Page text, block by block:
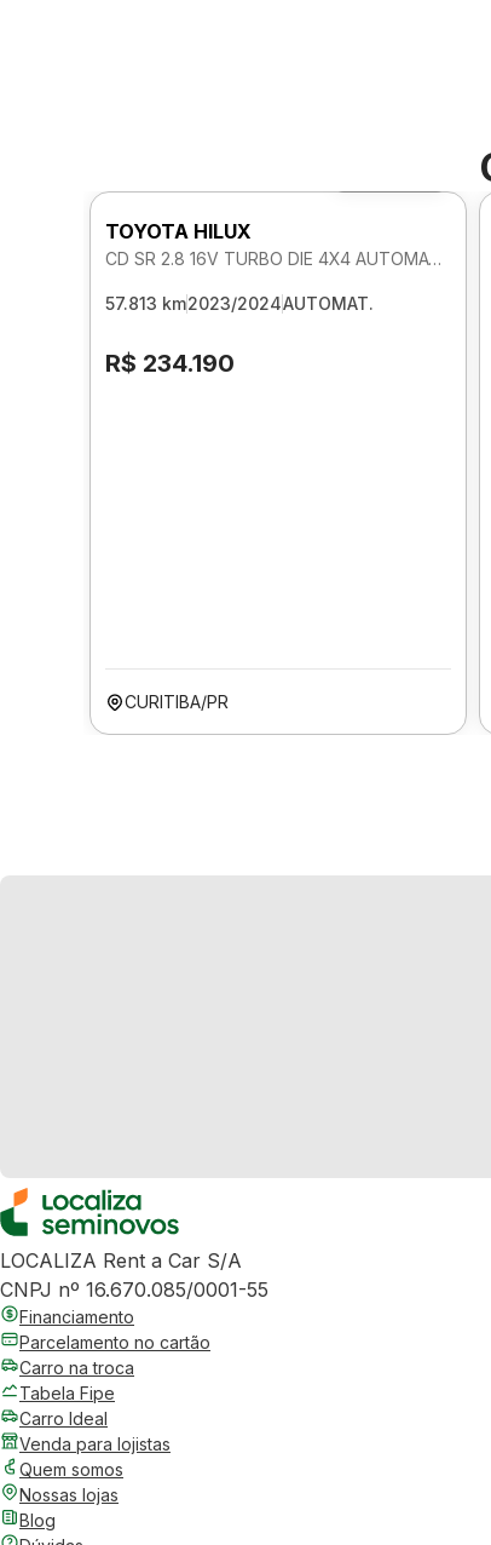
TOYOTA HILUX
CD SR 2.8 16V TURBO DIE 4X4 AUTOMATICO
57.813 km2023/2024AUTOMAT.
R$ 234.190
CURITIBA/PR
LOCALIZA Rent a Car S/A
CNPJ nº 16.670.085/0001-55
Financiamento
Parcelamento no cartão
Carro na troca
Tabela Fipe
Carro Ideal
Venda para lojistas
Quem somos
Nossas lojas
Blog